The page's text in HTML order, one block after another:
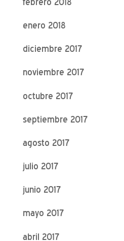
enero 2018
diciembre 2017
noviembre 2017
octubre 2017
septiembre 2017
agosto 2017
julio 2017
junio 2017
mayo 2017
abril 2017